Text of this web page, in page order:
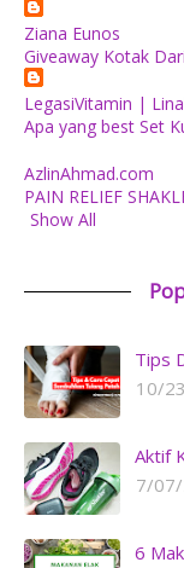
Ziana Eunos
Giveaway Kotak
LegasiVitamin |
Apa yang best Set
AzlinAhmad.com
PAIN RELIEF
Show All
Tips
10/
Aktif
7/
6